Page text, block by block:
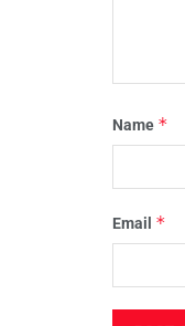
Name *
Email *